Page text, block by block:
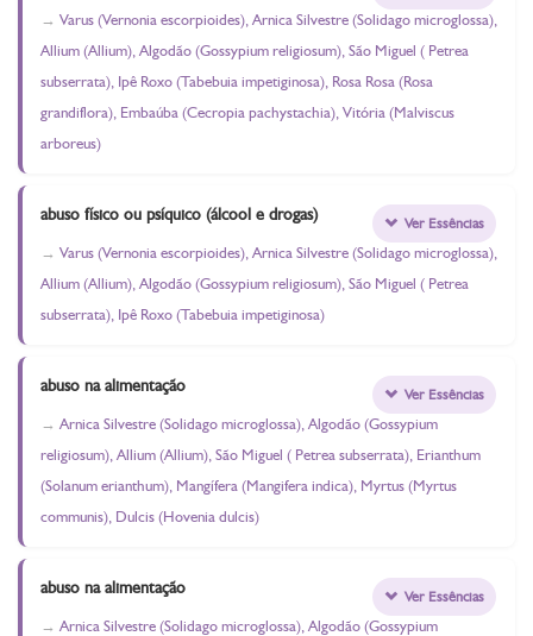
Varus (Vernonia escorpioides), Arnica Silvestre (Solidago microglossa),
Allium (Allium), Algodão (Gossypium religiosum), São Miguel ( Petrea
subserrata), Ipê Roxo (Tabebuia impetiginosa), Rosa Rosa (Rosa
grandiflora), Embaúba (Cecropia pachystachia), Vitória (Malviscus
arboreus)
abuso físico ou psíquico (álcool e drogas)
Varus (Vernonia escorpioides), Arnica Silvestre (Solidago microglossa),
Allium (Allium), Algodão (Gossypium religiosum), São Miguel ( Petrea
subserrata), Ipê Roxo (Tabebuia impetiginosa)
Ver Essências
abuso na alimentação
Arnica Silvestre (Solidago microglossa), Algodão (Gossypium
religiosum), Allium (Allium), São Miguel ( Petrea subserrata), Erianthum
(Solanum erianthum), Mangífera (Mangifera indica), Myrtus (Myrtus
communis), Dulcis (Hovenia dulcis)
Ver Essências
abuso na alimentação
Arnica Silvestre (Solidago microglossa), Algodão (Gossypium
Ver Essências